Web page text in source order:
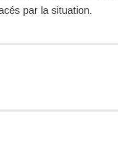
par la situation.